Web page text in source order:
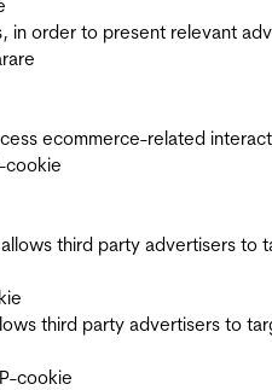
in order to present relevant
ecommerce-related
cookie
third party advertisers
third party advertisers to
cookie